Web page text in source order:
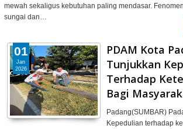
mewah sekaligus kebutuhan paling mendasar.
sungai dan…
PDAM Kota
Tunjukkan
Terhadap
Bagi
Padang(SUMBAR)
Kepedulian terhadap
01
Jan
2026